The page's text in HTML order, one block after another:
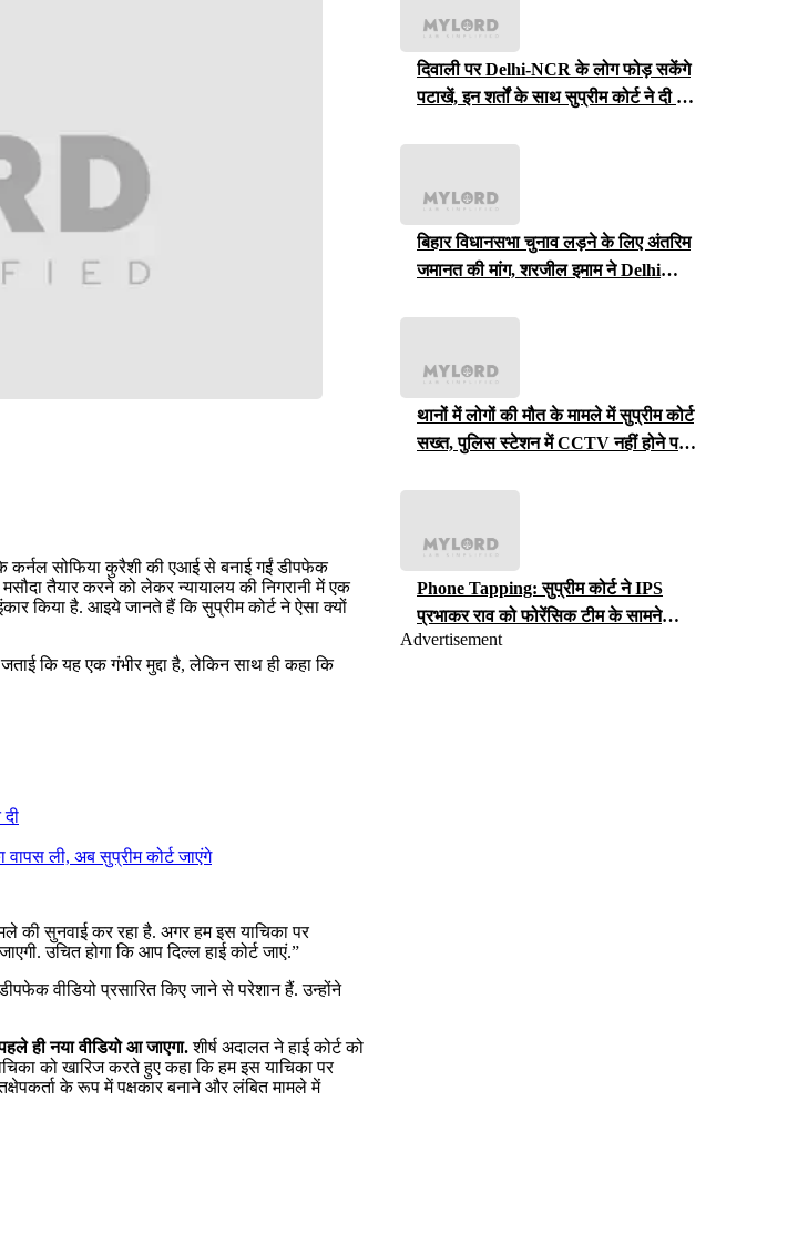
कर्नल सोफिया कुरैशी की एआई से बनाई गईं डीपफेक
तैयार करने को लेकर न्यायालय की निगरानी में एक
किया है. आइये जानते हैं कि सुप्रीम कोर्ट ने ऐसा क्यों
कि यह एक गंभीर मुद्दा है, लेकिन साथ ही कहा कि
ली, अब सुप्रीम कोर्ट जाएंगे
की सुनवाई कर रहा है. अगर हम इस याचिका पर
उचित होगा कि आप दिल्ल हाई कोर्ट जाएं.”
वीडियो प्रसारित किए जाने से परेशान हैं. उन्होंने
ही नया वीडियो आ जाएगा.शीर्ष अदालत ने हाई कोर्ट को
को खारिज करते हुए कहा कि हम इस याचिका पर
के रूप में पक्षकार बनाने और लंबित मामले में
दिवाली पर Delhi-NCR के लोग फोड़ सकेंगे
पटाखें, इन शर्तों के साथ सुप्रीम कोर्ट ने दी ये
बिहार विधानसभा चुनाव लड़ने के लिए अंतरिम
जमानत की मांग, शरजील इमाम ने Delhi
थानों में लोगों की मौत के मामले में सुप्रीम कोर्ट
सख्त, पुलिस स्टेशन में CCTV नहीं होने पर
Phone Tapping: सुप्रीम कोर्ट ने IPS
प्रभाकर राव को फोरेंसिक टीम के सामने
iCloud पासवर्ड सौंपने का आदेश, जानें क्या
Advertisement